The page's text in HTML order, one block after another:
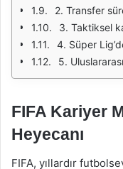
2. Transfer
3. Taktiksel
4. Süper
5.
FIFA Kariyer
Heyecanı
FIFA, yıllardır